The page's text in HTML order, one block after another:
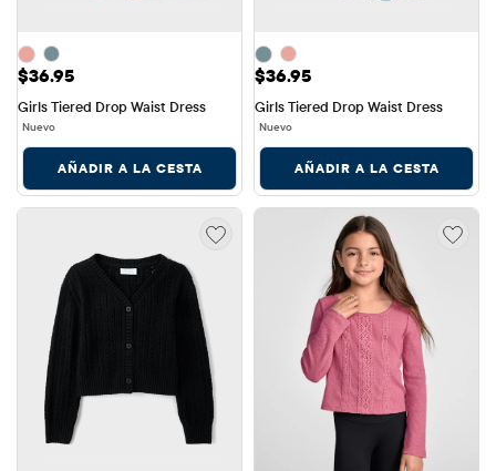
Precio: $36.95
$36.95
Girls Tiered Drop Waist Dress
Nuevo
AÑADIR A LA CESTA
Precio: $36.95
$36.95
Girls Tiered Drop Waist Dress
Nuevo
AÑADIR A LA CESTA